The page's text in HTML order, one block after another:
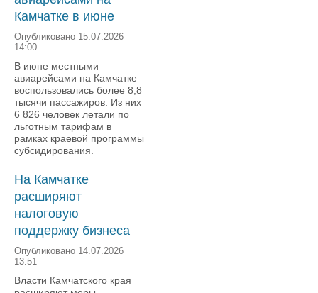
Камчатке в июне
Опубликовано 15.07.2026
14:00
В июне местными
авиарейсами на Камчатке
воспользовались более 8,8
тысячи пассажиров. Из них
6 826 человек летали по
льготным тарифам в
рамках краевой программы
субсидирования.
На Камчатке
расширяют
налоговую
поддержку бизнеса
Опубликовано 14.07.2026
13:51
Власти Камчатского края